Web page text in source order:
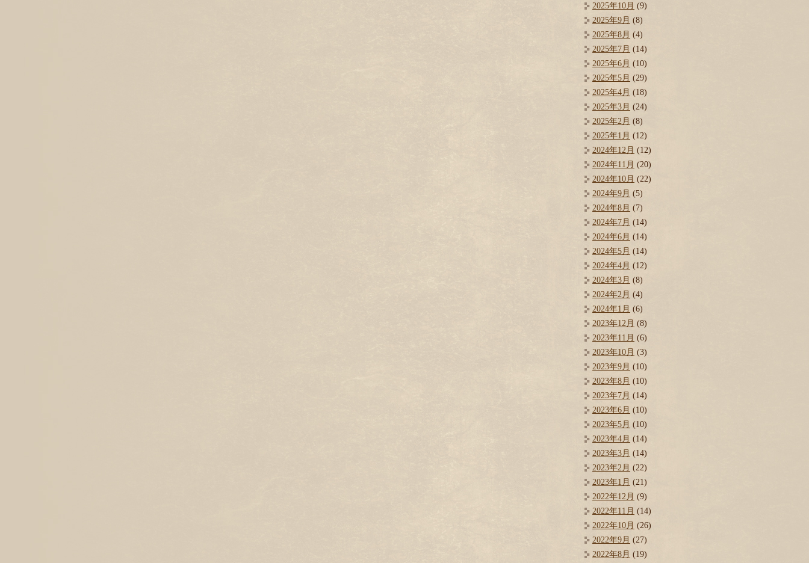
2025年10月 (9)
2025年9月 (8)
2025年8月 (4)
2025年7月 (14)
2025年6月 (10)
2025年5月 (29)
2025年4月 (18)
2025年3月 (24)
2025年2月 (8)
2025年1月 (12)
2024年12月 (12)
2024年11月 (20)
2024年10月 (22)
2024年9月 (5)
2024年8月 (7)
2024年7月 (14)
2024年6月 (14)
2024年5月 (14)
2024年4月 (12)
2024年3月 (8)
2024年2月 (4)
2024年1月 (6)
2023年12月 (8)
2023年11月 (6)
2023年10月 (3)
2023年9月 (10)
2023年8月 (10)
2023年7月 (14)
2023年6月 (10)
2023年5月 (10)
2023年4月 (14)
2023年3月 (14)
2023年2月 (22)
2023年1月 (21)
2022年12月 (9)
2022年11月 (14)
2022年10月 (26)
2022年9月 (27)
2022年8月 (19)